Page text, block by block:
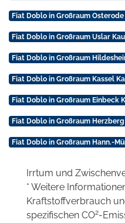
Fiat Doblo in Großraum
Fiat Doblo in Großraum Uslar
Fiat Doblo in Großraum
Fiat Doblo in Großraum Kassel
Fiat Doblo in Großraum Einbeck
Fiat Doblo in Großraum
Fiat Doblo in Großraum Hann.-
Irrtum und
* Weitere
Kraftstoffverbrauch
spezifischen CO2-